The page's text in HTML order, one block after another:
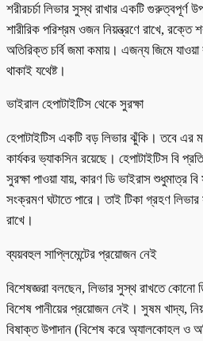
শরীরচর্চা লিভার সুস্থ রাখার একটি গুরুত্বপূর্ণ
শারীরিক পরিশ্রম ওজন নিয়ন্ত্রণে রাখে, রক্তে
অতিরিক্ত চর্বি জমা কমায়। এজন্য জিমে
থাকাই যথেষ্ট।
ভাইরাল হেপাটাইটিস থেকে সুরক্ষা
হেপাটাইটিস একটি বড় লিভার ঝুঁকি। তবে এর
কার্যকর ভ্যাকসিন রয়েছে। হেপাটাইটিস বি
সুরক্ষা পাওয়া যায়, কারণ ডি ভাইরাস শুধুমাত্র
সংক্রমণ ঘটাতে পারে। তাই টিকা গ্রহণ
রাখে।
ব্যয়বহুল সাপ্লিমেন্টের প্রয়োজন নেই
বিশেষজ্ঞরা বলছেন, লিভার সুস্থ রাখতে কোনো
বিশেষ পানীয়ের প্রয়োজন নেই। সুষম খাদ্য,
বিষাক্ত উপাদান (বিশেষ করে অ্যালকোহল ও